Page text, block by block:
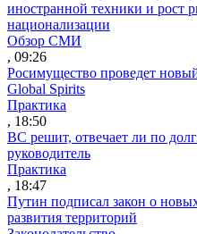
иностранной техники и рост
национализации
Обзор СМИ
, 09:26
Росимущество проведет
Global Spirits
Практика
, 18:50
ВС решит, отвечает ли по
руководитель
Практика
, 18:47
Путин подписал закон о
развития территорий